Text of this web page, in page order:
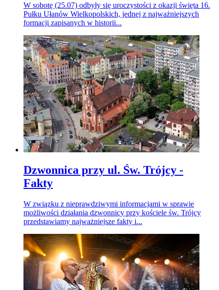
W sobotę (25.07) odbyły się uroczystości z okazji święta 16.
Pułku Ułanów Wielkopolskich, jednej z najważniejszych
formacji zapisanych w historii...
Dzwonnica przy ul. Św. Trójcy -
Fakty
W związku z nieprawdziwymi informacjami w sprawie
możliwości działania dzwonnicy przy kościele św. Trójcy
przedstawiamy najważniejsze fakty i...